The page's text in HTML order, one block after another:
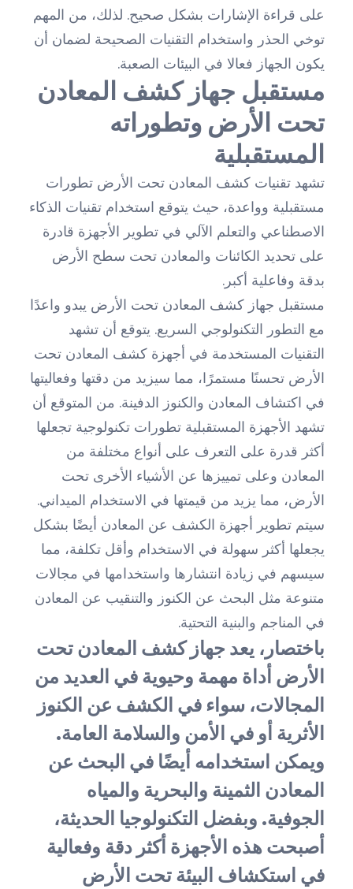
على قراءة الإشارات بشكل صحيح. لذلك، من المهم
توخي الحذر واستخدام التقنيات الصحيحة لضمان أن
يكون الجهاز فعالا في البيئات الصعبة.
مستقبل جهاز كشف المعادن
تحت الأرض وتطوراته
المستقبلية
تشهد تقنيات كشف المعادن تحت الأرض تطورات
مستقبلية وواعدة، حيث يتوقع استخدام تقنيات الذكاء
الاصطناعي والتعلم الآلي في تطوير الأجهزة قادرة
على تحديد الكائنات والمعادن تحت سطح الأرض
بدقة وفاعلية أكبر.
مستقبل جهاز كشف المعادن تحت الأرض يبدو واعدًا
مع التطور التكنولوجي السريع. يتوقع أن تشهد
التقنيات المستخدمة في أجهزة كشف المعادن تحت
الأرض تحسنًا مستمرًا، مما سيزيد من دقتها وفعاليتها
في اكتشاف المعادن والكنوز الدفينة. من المتوقع أن
تشهد الأجهزة المستقبلية تطورات تكنولوجية تجعلها
أكثر قدرة على التعرف على أنواع مختلفة من
المعادن وعلى تمييزها عن الأشياء الأخرى تحت
الأرض، مما يزيد من قيمتها في الاستخدام الميداني.
سيتم تطوير أجهزة الكشف عن المعادن أيضًا بشكل
يجعلها أكثر سهولة في الاستخدام وأقل تكلفة، مما
سيسهم في زيادة انتشارها واستخدامها في مجالات
متنوعة مثل البحث عن الكنوز والتنقيب عن المعادن
في المناجم والبنية التحتية.
باختصار، يعد جهاز كشف المعادن تحت
الأرض أداة مهمة وحيوية في العديد من
المجالات، سواء في الكشف عن الكنوز
الأثرية أو في الأمن والسلامة العامة.
ويمكن استخدامه أيضًا في البحث عن
المعادن الثمينة والبحرية والمياه
الجوفية. وبفضل التكنولوجيا الحديثة،
أصبحت هذه الأجهزة أكثر دقة وفعالية
في استكشاف البيئة تحت الأرض